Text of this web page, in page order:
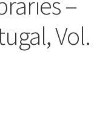
Vol.